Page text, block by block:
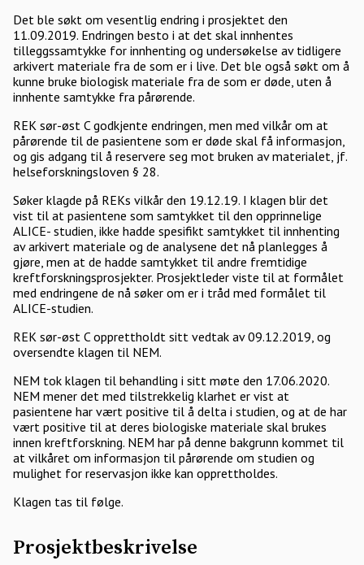
Det ble søkt om vesentlig endring i prosjektet den
11.09.2019. Endringen besto i at det skal innhentes
tilleggssamtykke for innhenting og undersøkelse av tidligere
arkivert materiale fra de som er i live. Det ble også søkt om å
kunne bruke biologisk materiale fra de som er døde, uten å
innhente samtykke fra pårørende.
REK sør-øst C godkjente endringen, men med vilkår om at
pårørende til de pasientene som er døde skal få informasjon,
og gis adgang til å reservere seg mot bruken av materialet, jf.
helseforskningsloven § 28.
Søker klagde på REKs vilkår den 19.12.19. I klagen blir det
vist til at pasientene som samtykket til den opprinnelige
ALICE- studien, ikke hadde spesifikt samtykket til innhenting
av arkivert materiale og de analysene det nå planlegges å
gjøre, men at de hadde samtykket til andre fremtidige
kreftforskningsprosjekter. Prosjektleder viste til at formålet
med endringene de nå søker om er i tråd med formålet til
ALICE-studien.
REK sør-øst C opprettholdt sitt vedtak av 09.12.2019, og
oversendte klagen til NEM.
NEM tok klagen til behandling i sitt møte den 17.06.2020.
NEM mener det med tilstrekkelig klarhet er vist at
pasientene har vært positive til å delta i studien, og at de har
vært positive til at deres biologiske materiale skal brukes
innen kreftforskning. NEM har på denne bakgrunn kommet til
at vilkåret om informasjon til pårørende om studien og
mulighet for reservasjon ikke kan opprettholdes.
Klagen tas til følge.
Prosjektbeskrivelse